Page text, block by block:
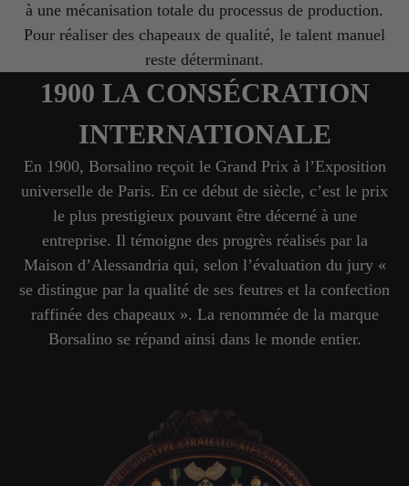
à une mécanisation totale du processus de production.
Pour réaliser des chapeaux de qualité, le talent manuel
reste déterminant.
1900 LA CONSÉCRATION
INTERNATIONALE
En 1900, Borsalino reçoit le Grand Prix à l’Exposition
universelle de Paris. En ce début de siècle, c’est le prix
le plus prestigieux pouvant être décerné à une
entreprise. Il témoigne des progrès réalisés par la
Maison d’Alessandria qui, selon l’évaluation du jury «
se distingue par la qualité de ses feutres et la confection
raffinée des chapeaux ». La renommée de la marque
Borsalino se répand ainsi dans le monde entier.